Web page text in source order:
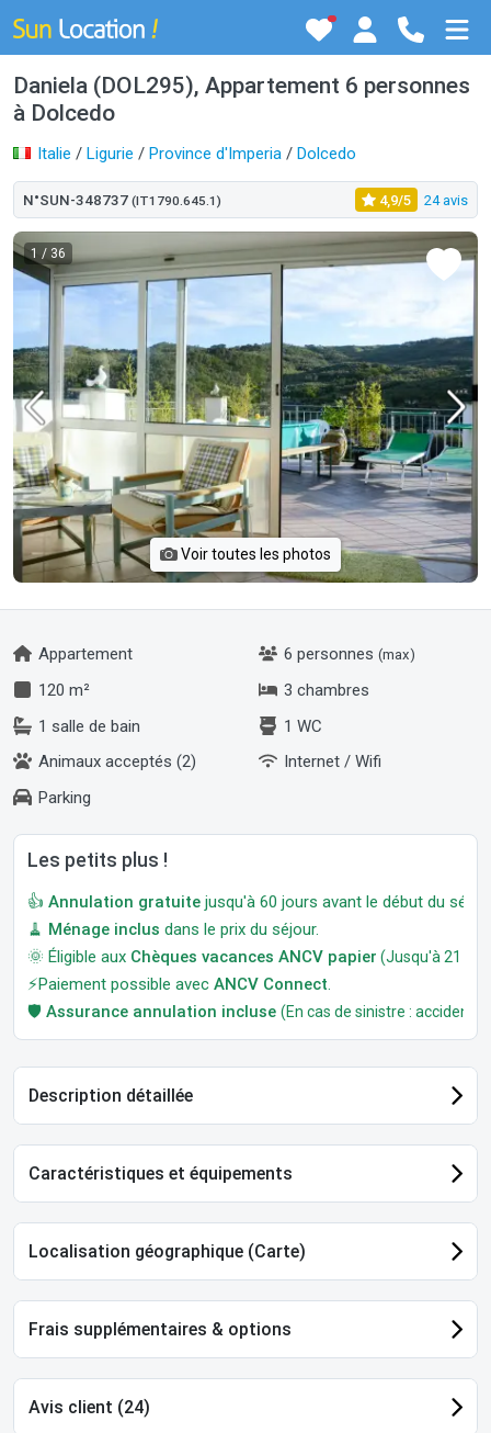
Daniela (DOL295), Appartement 6 personnes
à Dolcedo
Italie / Ligurie / Province d'Imperia / Dolcedo
N°SUN-348737 (IT1790.645.1) 4,9/5 24 avis
1 / 36
Voir toutes les photos
Appartement 6 personnes (max)
120 m²
3 chambres
1 salle de bain
1 WC
Animaux acceptés (2)
Internet / Wifi
Parking
Les petits plus !
👍 Annulation gratuite jusqu'à 60 jours avant le début du
🧹 Ménage inclus dans le prix du séjour.
🌞 Éligible aux Chèques vacances ANCV papier (Jusqu'à 21
⚡Paiement possible avec ANCV Connect.
🛡️ Assurance annulation incluse (En cas de sinistre : accident,
Description détaillée
Caractéristiques et équipements
Localisation géographique (Carte)
Frais supplémentaires & options
Avis client (24)